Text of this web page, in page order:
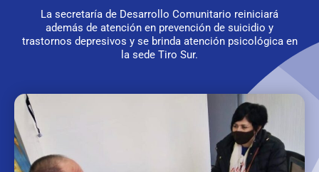
La secretaría de Desarrollo Comunitario reiniciará
además de atención en prevención de suicidio y
trastornos depresivos y se brinda atención psicológica en
la sede Tiro Sur.